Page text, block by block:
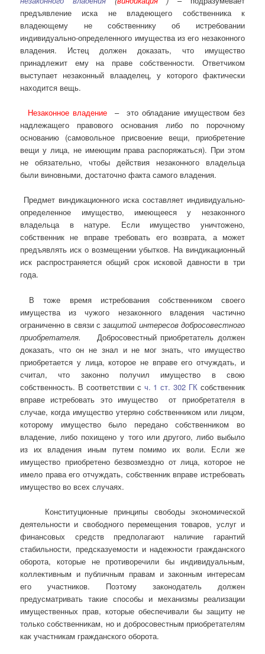
предъявление иска не владеющего собственника к
владеющему не собственнику об истребовании
индивидуально-определенного имущества из его незаконного
владения. Истец должен доказать, что имущество
принадлежит ему на праве собственности. Ответчиком
выступает незаконный влааделец, у которого фактически
находится вещь.
Незаконное владение – это обладание имуществом без
надлежащего правового основания либо по порочному
основанию (самовольное присвоение вещи, приобретение
вещи у лица, не имеющим права распоряжаться). При этом
не обязательно, чтобы действия незаконного владельца
были виновными, достаточно факта самого владения.
Предмет виндикационного иска составляет индивидуально-
определенное имущество, имеющееся у незаконного
владельца в натуре. Если имущество уничтожено,
собственник не вправе требовать его возврата, а может
предъявлять иск о возмещении убытков. На виндикационный
иск распространяется общий срок исковой давности в три
года.
В тоже время истребования собственником своего
имущества из чужого незаконного владения частично
ограниченно в связи сзащитой интересов добросовестного
приобретателя.
Добросовестный приобретатель должен
доказать, что он не знал и не мог знать, что имущество
приобретается у лица, которое не вправе его отчуждать, и
считал, что законно получил имущество в свою
собственность. В соответствии с ч. 1 ст. 302 ГК собственник
вправе истребовать это имущество от приобретателя в
случае, когда имущество утеряно собственником или лицом,
которому имущество было передано собственником во
владение, либо похищено у того или другого, либо выбыло
из их владения иным путем помимо их воли. Если же
имущество приобретено безвозмездно от лица, которое не
имело права его отчуждать, собственник вправе истребовать
имущество во всех случаях.
Конституционные принципы свободы экономической
деятельности и свободного перемещения товаров, услуг и
финансовых средств предполагают наличие гарантий
стабильности, предсказуемости и надежности гражданского
оборота, которые не противоречили бы индивидуальным,
коллективным и публичным правам и законным интересам
его участников. Поэтому законодатель должен
предусматривать такие способы и механизмы реализации
имущественных прав, которые обеспечивали бы защиту не
только собственникам, но и добросовестным приобретателям
как участникам гражданского оборота.